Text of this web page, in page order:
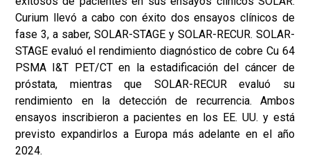
Curium llevó a cabo con éxito dos ensayos clínicos de
fase 3, a saber, SOLAR-STAGE y SOLAR-RECUR. SOLAR-
STAGE evaluó el rendimiento diagnóstico de cobre Cu 64
PSMA I&T PET/CT en la estadificación del cáncer de
próstata, mientras que SOLAR-RECUR evaluó su
rendimiento en la detección de recurrencia. Ambos
ensayos inscribieron a pacientes en los EE. UU. y está
previsto expandirlos a Europa más adelante en el año
2024.